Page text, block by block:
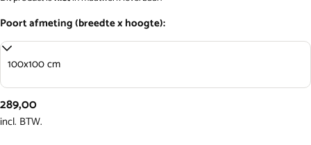
Poort afmeting (breedte x hoogte):
Normale
prijs
289,00
incl. BTW.
email
telefoon